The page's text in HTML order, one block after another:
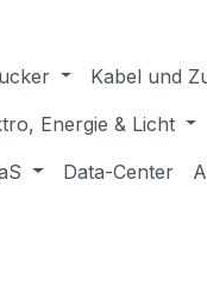
Kabel und
Energie & Licht
Data-Center